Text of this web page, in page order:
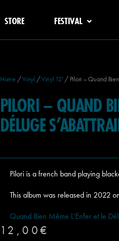
STORE FESTIVAL
Home /Vinyl /Vinyl 12' / Pilori – Quand Bien
PILORI – QUAND
DÉLUGE
Pilori is a french band playing
This album was released in 2022
Quand Bien Même L’Enfer et le
12,00 €